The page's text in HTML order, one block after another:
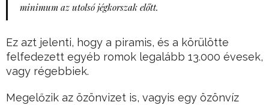
minimum az utolsó jégkorszak előtt.
Ez azt jelenti, hogy a piramis, és a körülötte
felfedezett egyéb romok legalább 13.000 évesek,
vagy régebbiek.
Megelőzik az özönvizet is, vagyis egy özönvíz